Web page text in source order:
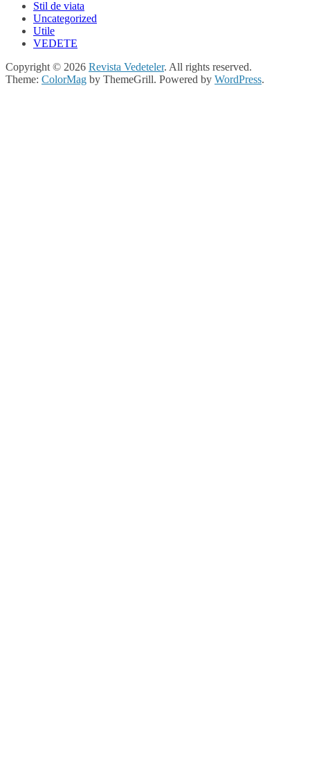
Stil de viata
Uncategorized
Utile
VEDETE
Copyright © 2026 Revista Vedeteler. All rights reserved.
Theme: ColorMag by ThemeGrill. Powered by WordPress.